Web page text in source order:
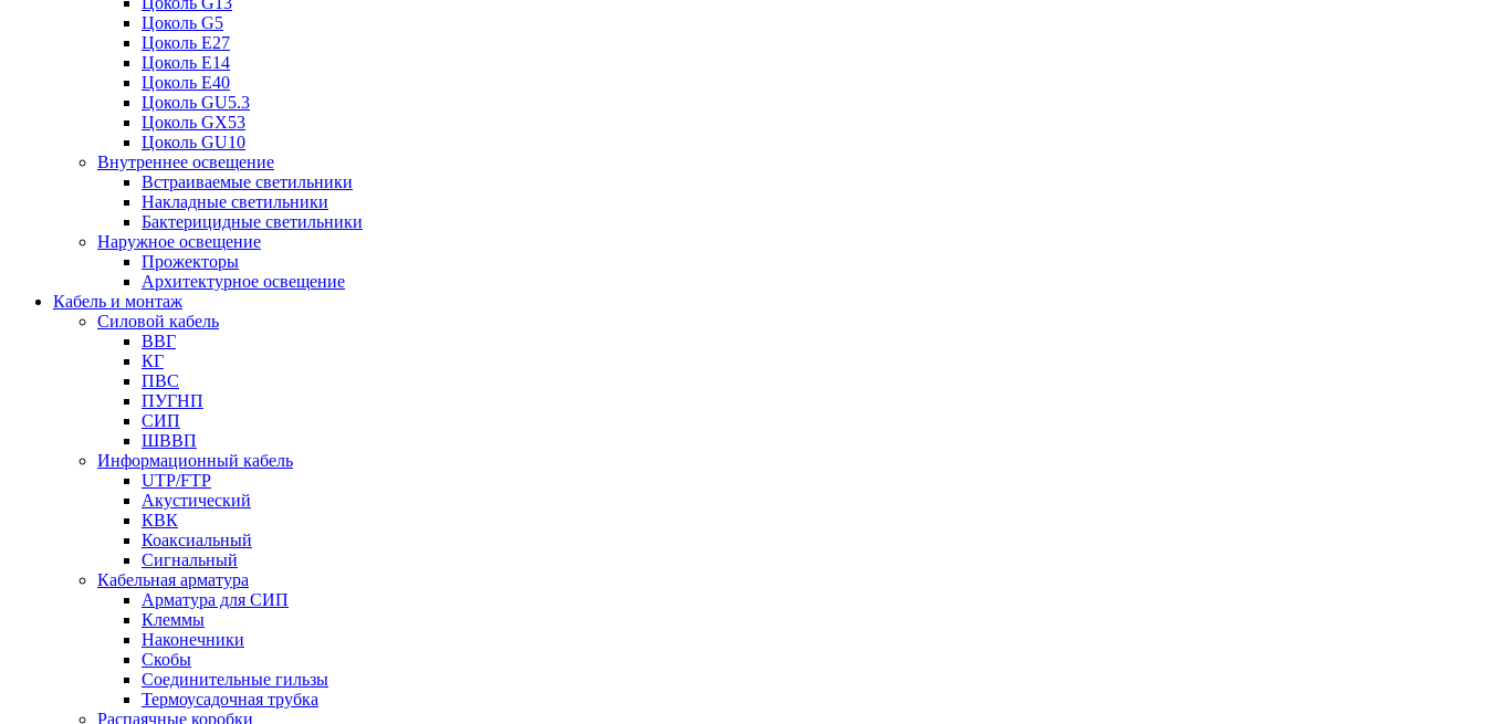
Цоколь G5
Цоколь E27
Цоколь E14
Цоколь E40
Цоколь GU5.3
Цоколь GX53
Цоколь GU10
Внутреннее освещение
Встраиваемые светильники
Накладные светильники
Бактерицидные светильники
Наружное освещение
Прожекторы
Архитектурное освещение
Кабель и монтаж
Силовой кабель
ВВГ
КГ
ПВС
ПУГНП
СИП
ШВВП
Информационный кабель
UTP/FTP
Акустический
КВК
Коаксиальный
Сигнальный
Кабельная арматура
Арматура для СИП
Клеммы
Наконечники
Скобы
Соединительные гильзы
Термоусадочная трубка
Распаячные коробки